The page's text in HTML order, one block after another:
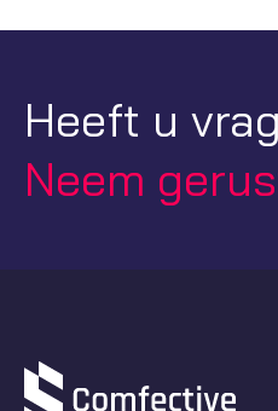
Heeft u
Neem